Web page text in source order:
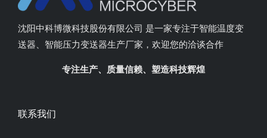
沈阳中科博微科技股份有限公司 是一家专注于智能温度变
送器、智能压力变送器生产厂家，欢迎您的洽谈合作
专注生产、质量信赖、塑造科技辉煌
联系我们